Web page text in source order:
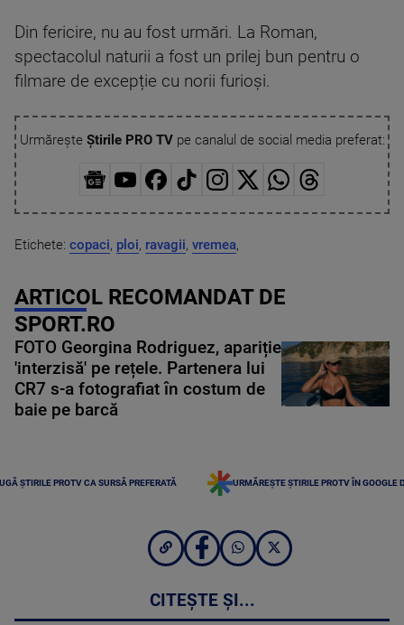
Din fericire, nu au fost urmări. La Roman,
spectacolul naturii a fost un prilej bun pentru o
filmare de excepție cu norii furioși.
Urmărește Știrile PRO TVpe canalul de social media preferat:
Etichete: copaci, ploi, ravagii, vremea,
ARTICOL RECOMANDAT DE
SPORT.RO
FOTO Georgina Rodriguez, apariție
'interzisă' pe rețele. Partenera lui
CR7 s-a fotografiat în costum de
baie pe barcă
ȘTIRILE PROTV CA SURSĂ PREFERATĂ URMĂREȘTE ȘTIRILE PROTV ÎN GOOGLE
CITEȘTE ȘI...